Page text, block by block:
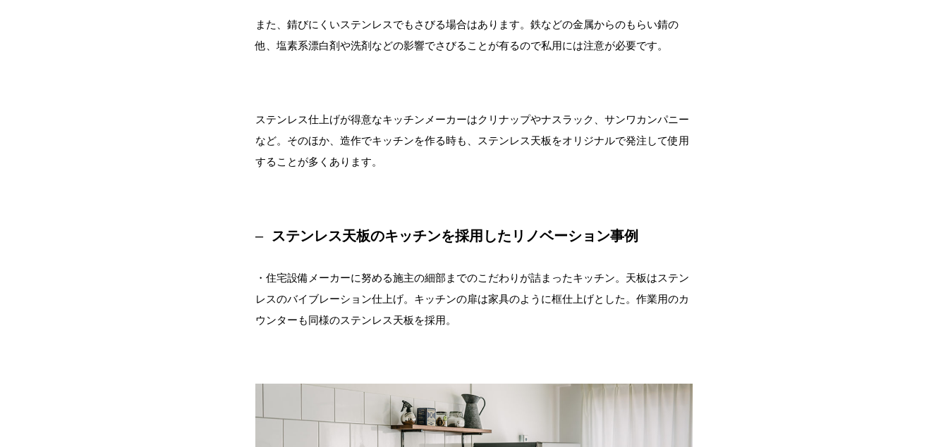
また、錆びにくいステンレスでもさびる場合はあります。鉄などの金属からのもらい錆の
他、塩素系漂白剤や洗剤などの影響でさびることが有るので私用には注意が必要です。
ステンレス仕上げが得意なキッチンメーカーはクリナップやナスラック、サンワカンパニー
など。そのほか、造作でキッチンを作る時も、ステンレス天板をオリジナルで発注して使用
することが多くあります。
ステンレス天板のキッチンを採用したリノベーション事例
・住宅設備メーカーに努める施主の細部までのこだわりが詰まったキッチン。天板はステン
レスのバイブレーション仕上げ。キッチンの扉は家具のように框仕上げとした。作業用のカ
ウンターも同様のステンレス天板を採用。